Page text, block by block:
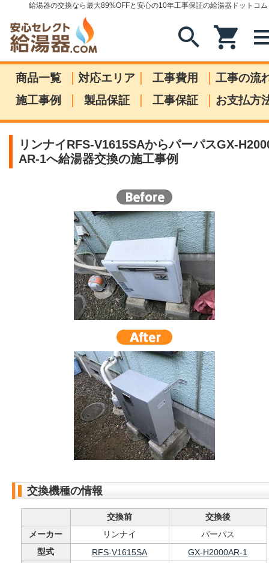
給湯器の交換なら最大89%OFFと安心の10年工事保証の給湯器ドットコム
search shopping_cart
商品一覧 | 対応エリア | 工事費用 | 工事の流
施工事例
| 製品保証 | 工事保証 | お支払方
リンナイRFS-V1615SAからパーパスGX-
AR-1へ給湯器交換の施工事例
交換機種の情報
交換前
交換後
メーカー
リンナイ
パーパス
型式
RFS-V1615SA
GX-H2000AR-1